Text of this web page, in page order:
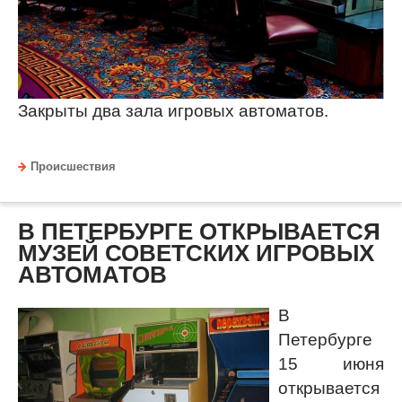
Закрыты два зала игровых автоматов.
Происшествия
В ПЕТЕРБУРГЕ ОТКРЫВАЕТСЯ
МУЗЕЙ СОВЕТСКИХ ИГРОВЫХ
АВТОМАТОВ
В
Петербурге
15 июня
открывается